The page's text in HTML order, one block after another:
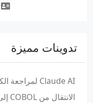
تدوينات مميزة
Claude AI لمراجعة الكود - دليل المطور لعام 2026